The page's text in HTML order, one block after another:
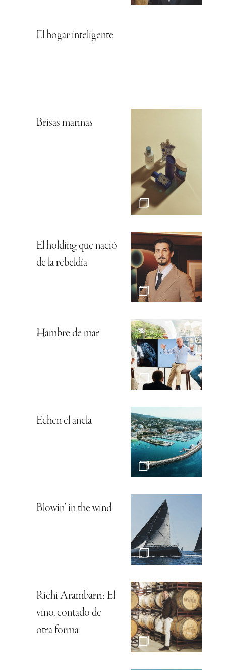
El hogar inteligente
Brisas marinas
El holding que nació
de la rebeldía
Hambre de mar
Echen el ancla
Blowin’ in the wind
Richi Arambarri: El
vino, contado de
otra forma